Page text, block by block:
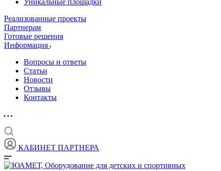
Уникальные площадки
Реализованные проекты
Партнерам
Готовые решения
Информация
Вопросы и ответы
Статьи
Новости
Отзывы
Контакты
КАБИНЕТ ПАРТНЕРА